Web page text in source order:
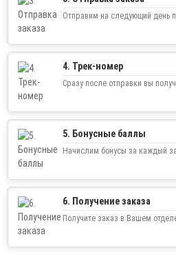
Отправим на следующий день
4. Трек-номер
Сразу после отправки вы
5. Бонусные баллы
Начислим бонусы за каждый
6. Получение заказа
Получите заказ в Вашем